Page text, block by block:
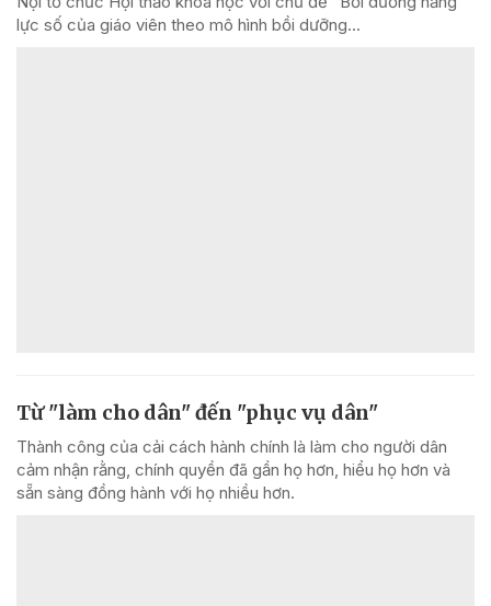
lực số của giáo viên theo mô hình bồi dưỡng...
Từ "làm cho dân" đến "phục vụ dân"
Thành công của cải cách hành chính là làm cho người dân
cảm nhận rằng, chính quyền đã gần họ hơn, hiểu họ hơn và
sẵn sàng đồng hành với họ nhiều hơn.